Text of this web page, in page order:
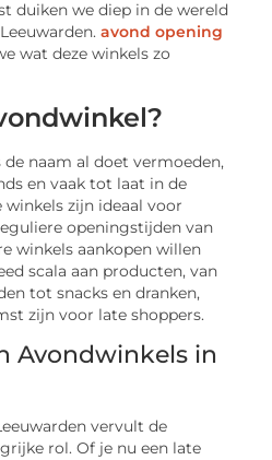
duiken we diep in de wereld
avond opening
wat deze winkels zo
de naam al doet vermoeden,
en vaak tot laat in de
winkels zijn ideaal voor
openingstijden van
winkels aankopen willen
scala aan producten, van
tot snacks en dranken,
zijn voor late shoppers.
Avondwinkels in
vervult de
rol. Of je nu een late